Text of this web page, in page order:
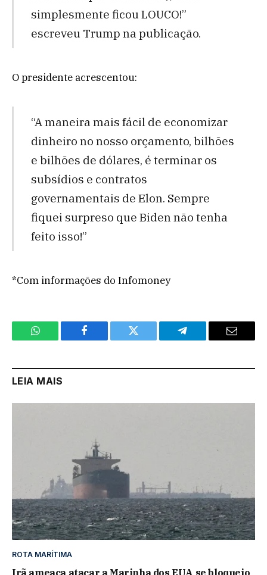
simplesmente ficou LOUCO!”
escreveu Trump na publicação.
O presidente acrescentou:
“A maneira mais fácil de economizar
dinheiro no nosso orçamento, bilhões
e bilhões de dólares, é terminar os
subsídios e contratos
governamentais de Elon. Sempre
fiquei surpreso que Biden não tenha
feito isso!”
*Com informações do Infomoney
WhatsApp Facebook Twitter Telegram Email
LEIA MAIS
ROTA MARÍTIMA
Irã ameaça atacar a Marinha dos EUA se bloqueio